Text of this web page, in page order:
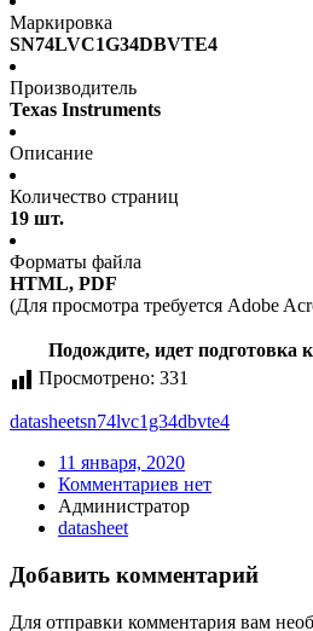
Маркировка
SN74LVC1G34DBVTE4
Производитель
Texas Instruments
Описание
Количество страниц
19 шт.
Форматы файла
HTML, PDF
(Для просмотра требуется Adobe
Подождите, идет подготовка
Просмотрено: 331
datasheetsn74lvc1g34dbvte4
11 января, 2020
Комментариев нет
Администратор
datasheet
Добавить комментарий
Для отправки комментария вам